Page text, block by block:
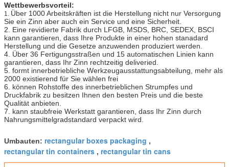
Wettbewerbsvorteil:
1. Über 1000 Arbeitskräften ist die Herstellung nicht nur Versorgung
Sie ein Zinn aber auch ein Service und eine Sicherheit.
2. Eine revidierte Fabrik durch LFGB, MSDS, BRC, SEDEX, BSCI
kann garantieren, dass Ihre Produkte in einer hohen stanadard
Herstellung und die Gesetze anzuwenden produziert werden.
4. Über 36 Fertigungsstraßen und 15 automatischen Linien kann
garantieren, dass Ihr Zinn rechtzeitig deliveried.
5. formt innerbetriebliche Werkzeugausstattungsabteilung, mehr als
2000 existierend für Sie wählen frei
6. können Rohstoffe des innerbetrieblichen Strumpfes und
Druckfabrik zu besitzen Ihnen den besten Preis und die beste
Qualität anbieten.
7. kann staubfreie Werkstatt garantieren, dass Ihr Zinn durch
Nahrungsmittelgradstandard verpackt wird.
Umbauten: rectangular boxes packaging ,
rectangular tin containers , rectangular tin cans